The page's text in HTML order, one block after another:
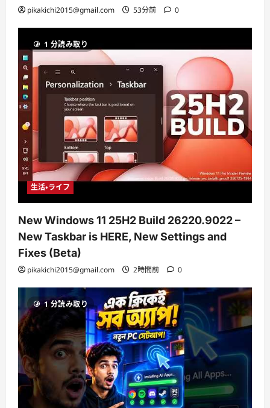
pikakichi2015@gmail.com 53分前 0
1 分読み取り
生活・ライフ
New Windows 11 25H2 Build 26220.9022 –
New Taskbar is HERE, New Settings and
Fixes (Beta)
pikakichi2015@gmail.com 2時間前 0
1 分読み取り